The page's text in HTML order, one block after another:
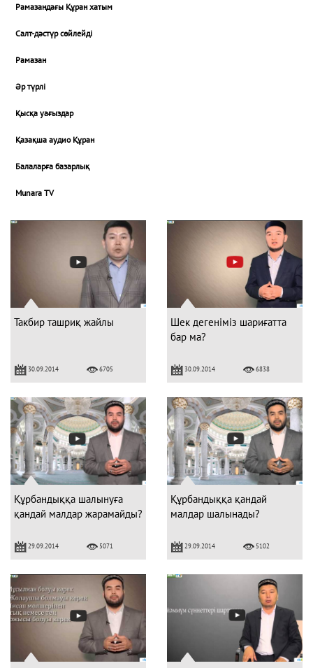
Рамазандағы Құран хатым
Салт-дәстүр сөйлейді
Рамазан
Әр түрлі
Қысқа уағыздар
Қазақша аудио Құран
Балаларға базарлық
Munara TV
Такбир ташриқ жайлы
30.09.2014 6705
Шек дегеніміз шариғатта
бар ма?
30.09.2014 6838
Құрбандыққа шалынуға
қандай малдар жарамайды?
29.09.2014 5071
Құрбандыққа қандай
малдар шалынады?
29.09.2014 5102